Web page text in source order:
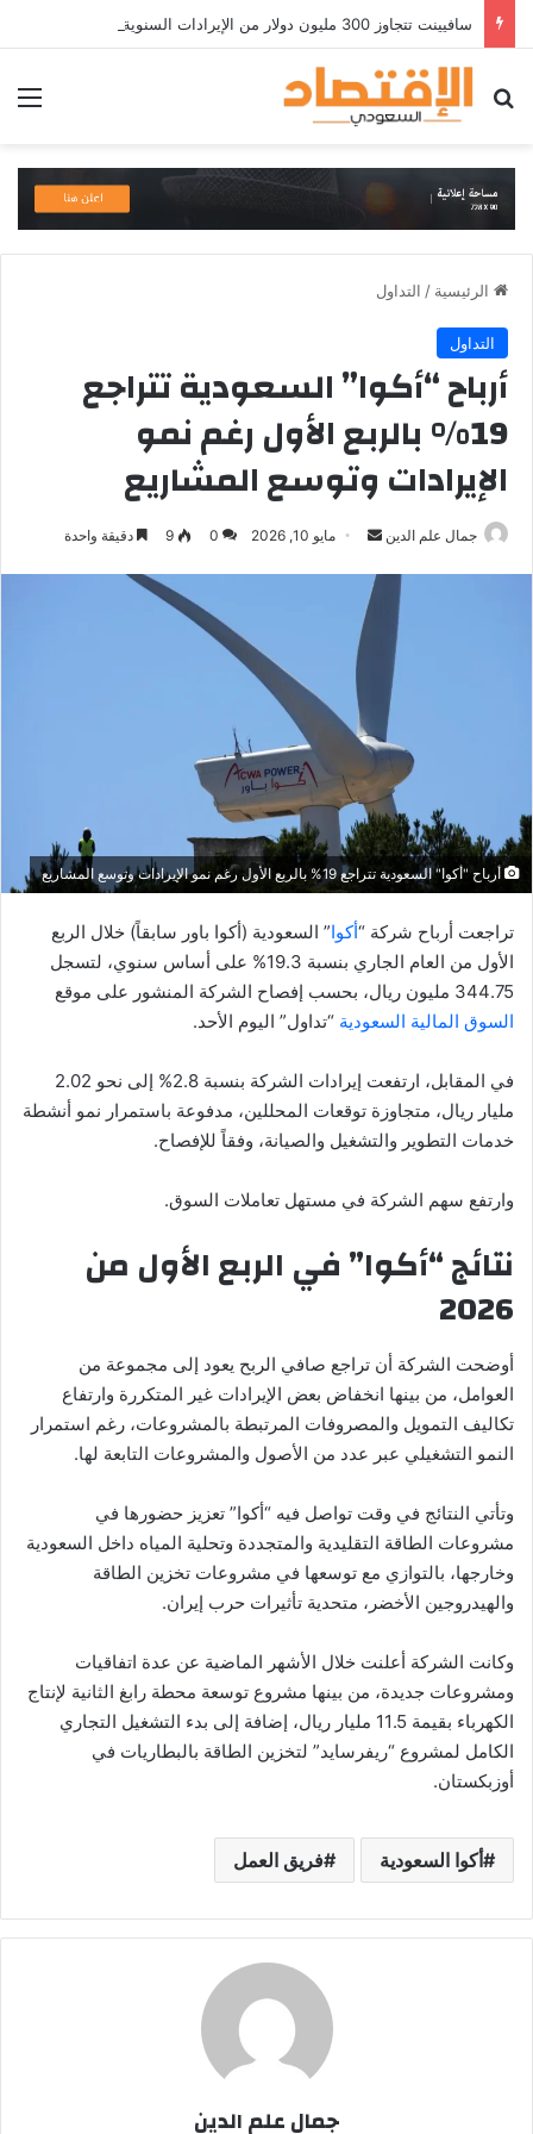
بحث عن
الرئيسية / التداول
التداول
أرباح “أكوا” السعودية تتراجع
19% بالربع الأول رغم نمو
الإيرادات وتوسع المشاريع
جمال علم الدين
أرسل مايو 10, 2026 0
9 دقيقة واحدة
أرباح "أكوا" السعودية تتراجع 19% بالربع الأول رغم نمو الإيرادات وتوسع المشاريع
تراجعت أرباح شركة “أكوا” السعودية (أكوا باور سابقاً) خلال الربع
الأول من العام الجاري بنسبة 19.3% على أساس سنوي، لتسجل
344.75 مليون ريال، بحسب إفصاح الشركة المنشور على موقع
السوق المالية السعودية “تداول” اليوم الأحد.
في المقابل، ارتفعت إيرادات الشركة بنسبة 2.8% إلى نحو 2.02
مليار ريال، متجاوزة توقعات المحللين، مدفوعة باستمرار نمو أنشطة
خدمات التطوير والتشغيل والصيانة، وفقاً للإفصاح.
وارتفع سهم الشركة في مستهل تعاملات السوق.
نتائج “أكوا” في الربع الأول من
2026
أوضحت الشركة أن تراجع صافي الربح يعود إلى مجموعة من
العوامل، من بينها انخفاض بعض الإيرادات غير المتكررة وارتفاع
تكاليف التمويل والمصروفات المرتبطة بالمشروعات، رغم استمرار
النمو التشغيلي عبر عدد من الأصول والمشروعات التابعة لها.
وتأتي النتائج في وقت تواصل فيه “أكوا” تعزيز حضورها في
مشروعات الطاقة التقليدية والمتجددة وتحلية المياه داخل السعودية
وخارجها، بالتوازي مع توسعها في مشروعات تخزين الطاقة
والهيدروجين الأخضر، متحدية تأثيرات حرب إيران.
وكانت الشركة أعلنت خلال الأشهر الماضية عن عدة اتفاقيات
ومشروعات جديدة، من بينها مشروع توسعة محطة رابغ الثانية لإنتاج
الكهرباء بقيمة 11.5 مليار ريال، إضافة إلى بدء التشغيل التجاري
الكامل لمشروع “ريفرسايد” لتخزين الطاقة بالبطاريات في
أوزبكستان.
أكوا السعودية فريق العمل
جمال علم الدين